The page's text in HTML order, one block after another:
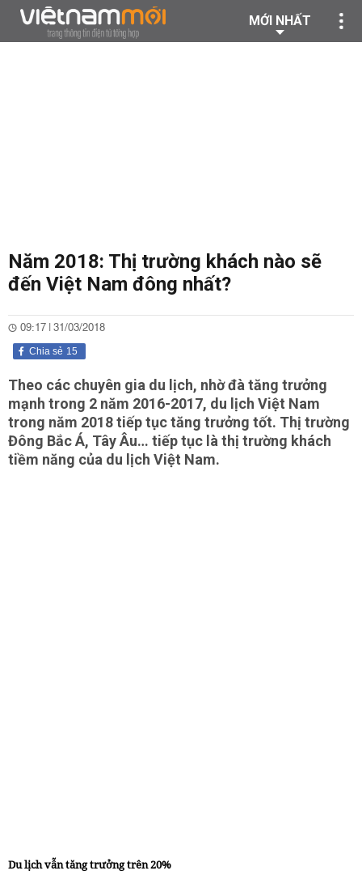
MỚI NHẤT
Năm 2018: Thị trường khách nào sẽ
đến Việt Nam đông nhất?
09:17 | 31/03/2018
15
Chia sẻ
Theo các chuyên gia du lịch, nhờ đà tăng trưởng
mạnh trong 2 năm 2016-2017, du lịch Việt Nam
trong năm 2018 tiếp tục tăng trưởng tốt. Thị trường
Đông Bắc Á, Tây Âu… tiếp tục là thị trường khách
tiềm năng của du lịch Việt Nam.
Du lịch vẫn tăng trưởng trên 20%